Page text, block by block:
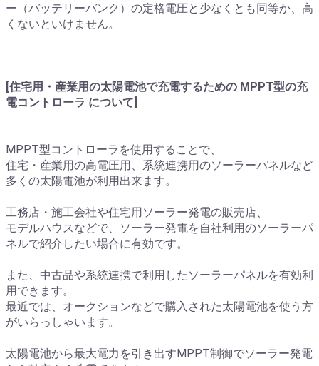
ー（バッテリーバンク）の定格電圧と少なくとも同等か、高
くないといけません。
[住宅用・産業用の太陽電池で充電するための MPPT型の充
電コントローラ について]
MPPT型コントローラを使用することで、
住宅・産業用の高電圧用、系統連携用のソーラーパネルなど
多くの太陽電池が利用出来ます。
工務店・施工会社や住宅用ソーラー発電の販売店、
モデルハウスなどで、ソーラー発電を自社利用のソーラーパ
ネルで紹介したい場合に有効です。
また、中古品や系統連携で利用したソーラーパネルを有効利
用できます。
最近では、オークションなどで購入された太陽電池を使う方
がいらっしゃいます。
太陽電池から最大電力を引き出すMPPT制御でソーラー発電